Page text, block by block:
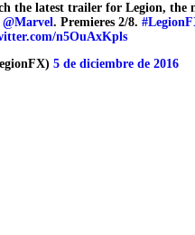
the latest trailer for Legion, the
@Marvel. Premieres 2/8.
n5OuAxKpls
5 de diciembre de 2016